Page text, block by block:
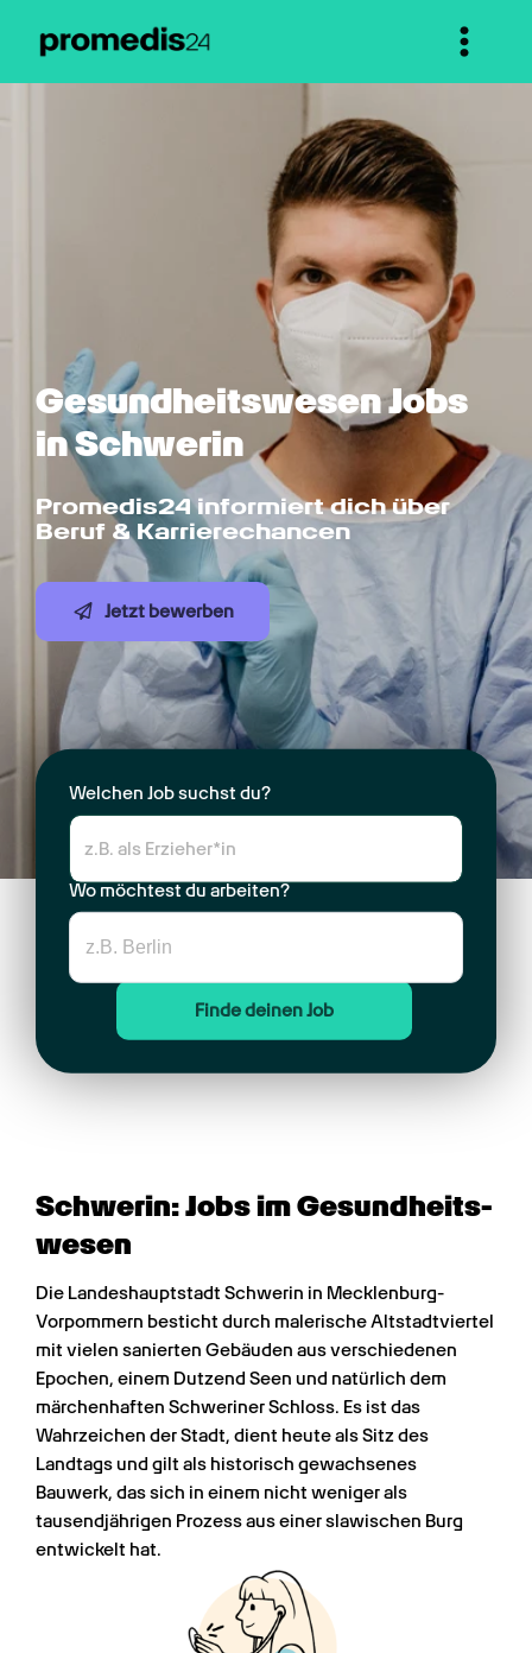
Gesundheits­wesen Jobs
in Schwerin
Promedis24 informiert dich über
Beruf & Karrierechancen
Jetzt bewerben
Welchen Job suchst du?
Wo möchtest du arbeiten?
Finde deinen Job
Schwerin: Jobs im Gesundheits­
wesen
Die Landeshauptstadt Schwerin in Mecklenburg-
Vorpommern besticht durch malerische Altstadtviertel
mit vielen sanierten Gebäuden aus verschiedenen
Epochen, einem Dutzend Seen und natürlich dem
märchenhaften Schweriner Schloss. Es ist das
Wahrzeichen der Stadt, dient heute als Sitz des
Landtags und gilt als historisch gewachsenes
Bauwerk, das sich in einem nicht weniger als
tausendjährigen Prozess aus einer slawischen Burg
entwickelt hat.